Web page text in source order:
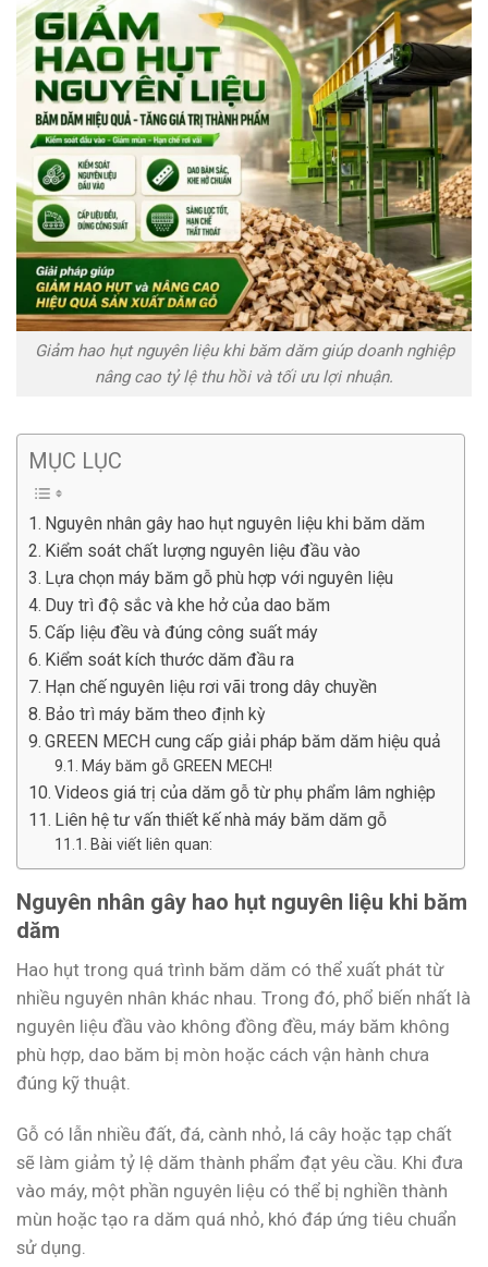
Giảm hao hụt nguyên liệu khi băm dăm giúp doanh nghiệp
nâng cao tỷ lệ thu hồi và tối ưu lợi nhuận.
MỤC LỤC
Nguyên nhân gây hao hụt nguyên liệu khi băm dăm
Kiểm soát chất lượng nguyên liệu đầu vào
Lựa chọn máy băm gỗ phù hợp với nguyên liệu
Duy trì độ sắc và khe hở của dao băm
Cấp liệu đều và đúng công suất máy
Kiểm soát kích thước dăm đầu ra
Hạn chế nguyên liệu rơi vãi trong dây chuyền
Bảo trì máy băm theo định kỳ
GREEN MECH cung cấp giải pháp băm dăm hiệu quả
Máy băm gỗ GREEN MECH!
Videos giá trị của dăm gỗ từ phụ phẩm lâm nghiệp
Liên hệ tư vấn thiết kế nhà máy băm dăm gỗ
Bài viết liên quan:
Nguyên nhân gây hao hụt nguyên liệu khi băm
dăm
Hao hụt trong quá trình băm dăm có thể xuất phát từ
nhiều nguyên nhân khác nhau. Trong đó, phổ biến nhất là
nguyên liệu đầu vào không đồng đều, máy băm không
phù hợp, dao băm bị mòn hoặc cách vận hành chưa
đúng kỹ thuật.
Gỗ có lẫn nhiều đất, đá, cành nhỏ, lá cây hoặc tạp chất
sẽ làm giảm tỷ lệ dăm thành phẩm đạt yêu cầu. Khi đưa
vào máy, một phần nguyên liệu có thể bị nghiền thành
mùn hoặc tạo ra dăm quá nhỏ, khó đáp ứng tiêu chuẩn
sử dụng.